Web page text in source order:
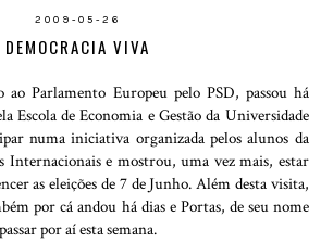
2009-05-26
DEMOCRACIA VIVA
ao Parlamento Europeu pelo PSD, passou há
Escola de Economia e Gestão da Universidade
numa iniciativa organizada pelos alunos da
Internacionais e mostrou, uma vez mais, estar
as eleições de 7 de Junho. Além desta visita,
por cá andou há dias e Portas, de seu nome
por aí esta semana.